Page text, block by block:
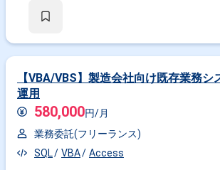
Accessシステムを用いたデータ入力、更新、照会等の運用
【VBA/VBS】製造会社向け既存業務シ
運用
580,000円/月
業務委託(フリーランス)
SQL
VBA Access